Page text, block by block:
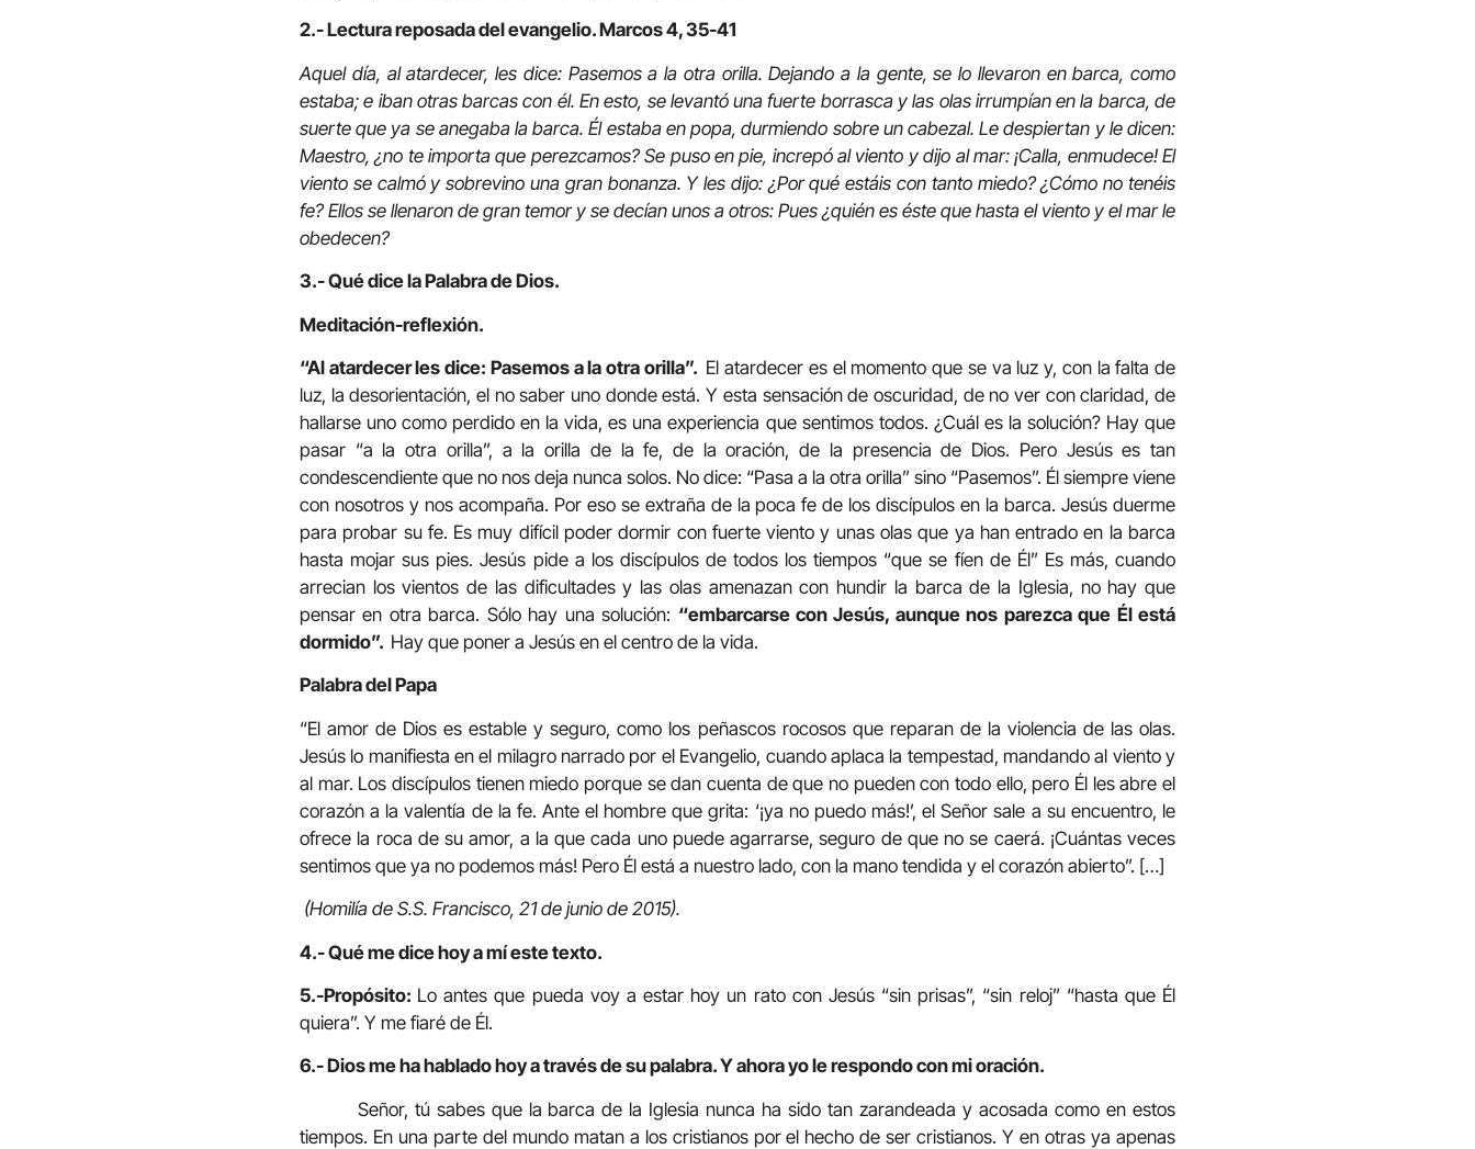
2.- Lectura reposada del evangelio. Marcos 4, 35-41
Aquel día, al atardecer, les dice: Pasemos a la otra orilla. Dejando a la gente, se lo llevaron en barca, como
estaba; e iban otras barcas con él. En esto, se levantó una fuerte borrasca y las olas irrumpían en la barca, de
suerte que ya se anegaba la barca. Él estaba en popa, durmiendo sobre un cabezal. Le despiertan y le dicen:
Maestro, ¿no te importa que perezcamos? Se puso en pie, increpó al viento y dijo al mar: ¡Calla, enmudece! El
viento se calmó y sobrevino una gran bonanza. Y les dijo: ¿Por qué estáis con tanto miedo? ¿Cómo no tenéis
fe? Ellos se llenaron de gran temor y se decían unos a otros: Pues ¿quién es éste que hasta el viento y el mar le
obedecen?
3.- Qué dice la Palabra de Dios.
Meditación-reflexión.
“Al atardecer les dice: Pasemos a la otra orilla”. El atardecer es el momento que se va luz y, con la falta de
luz, la desorientación, el no saber uno donde está. Y esta sensación de oscuridad, de no ver con claridad, de
hallarse uno como perdido en la vida, es una experiencia que sentimos todos. ¿Cuál es la solución? Hay que
pasar “a la otra orilla”, a la orilla de la fe, de la oración, de la presencia de Dios. Pero Jesús es tan
condescendiente que no nos deja nunca solos. No dice: “Pasa a la otra orilla” sino “Pasemos”. Él siempre viene
con nosotros y nos acompaña. Por eso se extraña de la poca fe de los discípulos en la barca. Jesús duerme
para probar su fe. Es muy difícil poder dormir con fuerte viento y unas olas que ya han entrado en la barca
hasta mojar sus pies. Jesús pide a los discípulos de todos los tiempos “que se fíen de Él” Es más, cuando
arrecian los vientos de las dificultades y las olas amenazan con hundir la barca de la Iglesia, no hay que
pensar en otra barca. Sólo hay una solución: “embarcarse con Jesús, aunque nos parezca que Él está
dormido”. Hay que poner a Jesús en el centro de la vida.
Palabra del Papa
“El amor de Dios es estable y seguro, como los peñascos rocosos que reparan de la violencia de las olas.
Jesús lo manifiesta en el milagro narrado por el Evangelio, cuando aplaca la tempestad, mandando al viento y
al mar. Los discípulos tienen miedo porque se dan cuenta de que no pueden con todo ello, pero Él les abre el
corazón a la valentía de la fe. Ante el hombre que grita: ‘¡ya no puedo más!’, el Señor sale a su encuentro, le
ofrece la roca de su amor, a la que cada uno puede agarrarse, seguro de que no se caerá. ¡Cuántas veces
sentimos que ya no podemos más! Pero Él está a nuestro lado, con la mano tendida y el corazón abierto”. […]
(Homilía de S.S. Francisco, 21 de junio de 2015).
4.- Qué me dice hoy a mí este texto.
5.-Propósito: Lo antes que pueda voy a estar hoy un rato con Jesús “sin prisas”, “sin reloj” “hasta que Él
quiera”. Y me fiaré de Él.
6.- Dios me ha hablado hoy a través de su palabra. Y ahora yo le respondo con mi oración.
Señor, tú sabes que la barca de la Iglesia nunca ha sido tan zarandeada y acosada como en estos
tiempos. En una parte del mundo matan a los cristianos por el hecho de ser cristianos. Y en otras ya apenas